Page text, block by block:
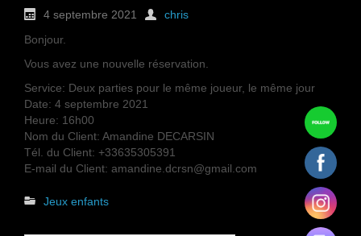
4 septembre 2021
chris
Bonjour.
Vous avez une nouvelle réservation.
Service: Deux parties pour le même joueur, le même jour
Date: 4 septembre 2021
Heure: 16h00
Nom du Client: Amandine DECARSIN
Tél. du Client: +33635305391
E-mail du Client: amandine.dcrsn@gmail.com
Jeux enfants